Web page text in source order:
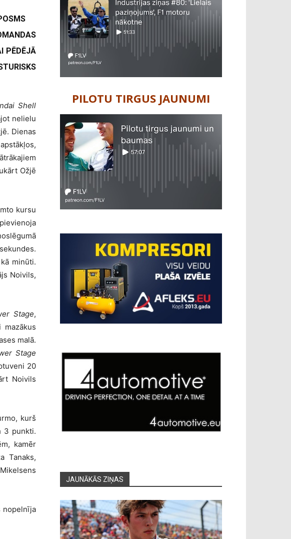
PĒDĒJĀ
Shell
nelielu
Dienas
Ožjē
kursu
minūti.
Noivils,
Stage,
malā.
Stage
20
Noivils
kurš
3 punkti.
kamēr
Tanaks,
nopelnīja
PILOTU TIRGUS JAUNUMI
JAUNĀKĀS ZIŅAS